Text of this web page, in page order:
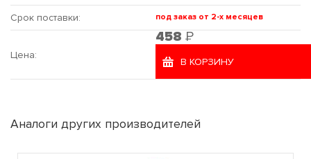
Срок поставки: под заказ от 2-х месяцев
Цена:
458 Р
В КОРЗИНУ
Аналоги других производителей